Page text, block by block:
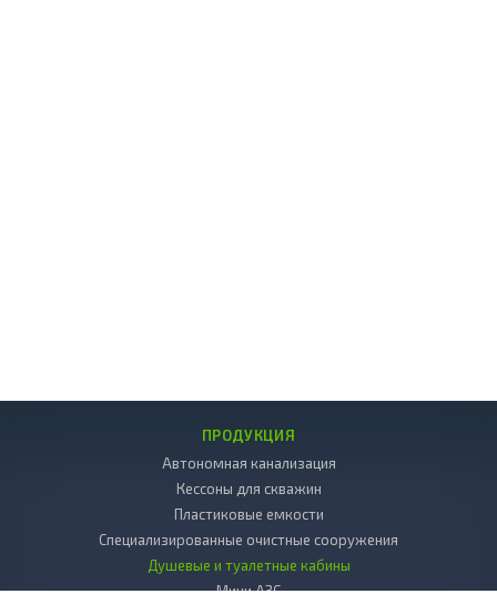
ПРОДУКЦИЯ
Автономная канализация
Кессоны для скважин
Пластиковые емкости
Специализированные очистные сооружения
Душевые и туалетные кабины
Мини АЗС